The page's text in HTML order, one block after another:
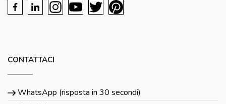
CONTATTACI
WhatsApp (risposta in 30 secondi)